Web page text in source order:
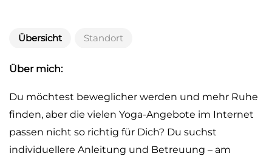
Übersicht Standort
Über mich:
Du möchtest beweglicher werden und mehr Ruhe
finden, aber die vielen Yoga-Angebote im Internet
passen nicht so richtig für Dich? Du suchst
individuellere Anleitung und Betreuung – am